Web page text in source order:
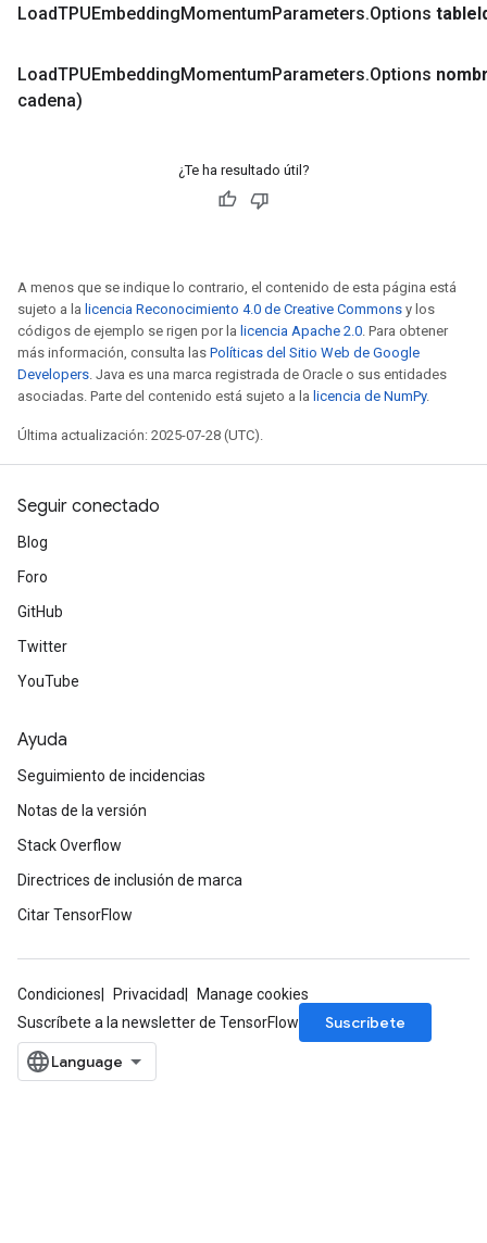
LoadTPUEmbeddingMomentumParameters.Options table
LoadTPUEmbeddingMomentumParameters.Options
cadena)
¿Te ha resultado útil?
A menos que se indique lo contrario, el contenido de esta página está
sujeto a la licencia Reconocimiento 4.0 de Creative Commons y los
códigos de ejemplo se rigen por la licencia Apache 2.0. Para obtener
más información, consulta las Políticas del Sitio Web de Google
Developers. Java es una marca registrada de Oracle o sus entidades
asociadas. Parte del contenido está sujeto a la licencia de NumPy.
Última actualización: 2025-07-28 (UTC).
Seguir conectado
Blog
Foro
GitHub
Twitter
YouTube
Ayuda
Seguimiento de incidencias
Notas de la versión
Stack Overflow
Directrices de inclusión de marca
Citar TensorFlow
Condiciones Privacidad
Manage cookies
Suscríbete a la newsletter de TensorFlow
Suscríbete